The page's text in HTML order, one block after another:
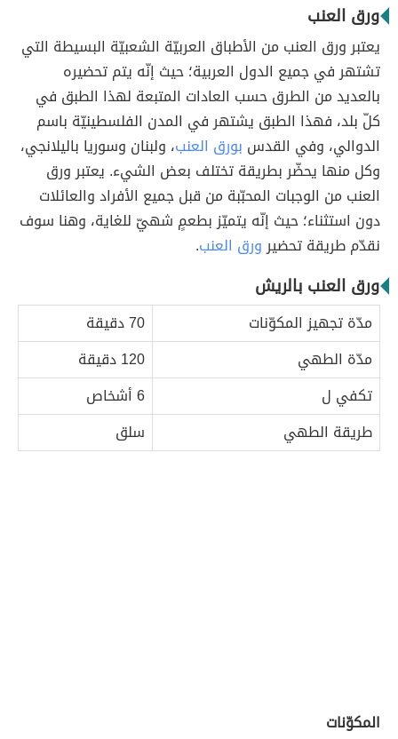
ورق العنب
يعتبر ورق العنب من الأطباق العربيّة الشعبيّة البسيطة التي
تشتهر في جميع الدول العربية؛ حيث إنّه يتم تحضيره
بالعديد من الطرق حسب العادات المتبعة لهذا الطبق في
كلّ بلد، فهذا الطبق يشتهر في المدن الفلسطينيّة باسم
الدوالي، وفي القدس بورق العنب، ولبنان وسوريا باليلانجي،
وكل منها يحضّر بطريقة تختلف بعض الشيء. يعتبر ورق
العنب من الوجبات المحبّبة من قبل جميع الأفراد والعائلات
دون استثناء؛ حيث إنّه يتميّز بطعمٍ شهيّ للغاية، وهنا سوف
نقدّم طريقة تحضيرورق العنب.
ورق العنب بالريش
مدّة تجهيز المكوّنات
70 دقيقة
مدّة الطهي
120 دقيقة
تكفي ل
6 أشخاص
طريقة الطهي
سلق
المكوّنات